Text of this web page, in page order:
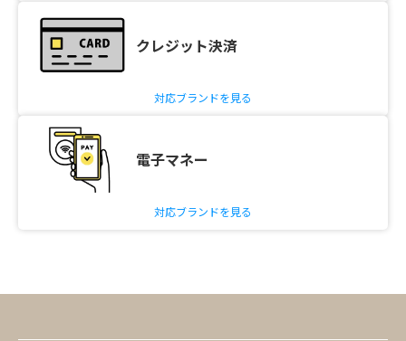
クレジット決済
対応ブランドを見る
電子マネー
対応ブランドを見る